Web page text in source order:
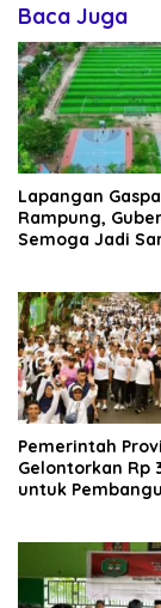
Baca Juga
Lapangan
Rampung,
Semoga Jadi
Pemerintah
Gelontorkan Rp
untuk